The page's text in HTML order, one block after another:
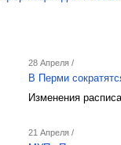
28 Апреля /
В Перми
Изменения
21 Апреля /